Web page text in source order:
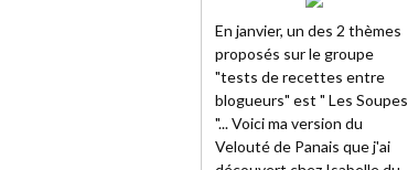
En janvier, un des 2 thèmes
proposés sur le groupe
"tests de recettes entre
blogueurs" est " Les Soupes
"... Voici ma version du
Velouté de Panais que j'ai